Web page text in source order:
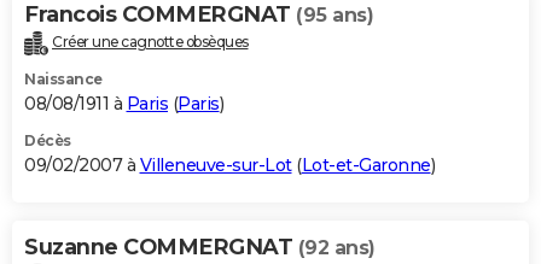
Francois COMMERGNAT (95 ans)
Créer une cagnotte obsèques
Naissance
08/08/1911 à Paris (Paris)
Décès
09/02/2007 à Villeneuve-sur-Lot(Lot-et-Garonne)
Suzanne COMMERGNAT (92 ans)